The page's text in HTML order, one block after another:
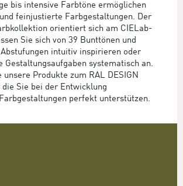
bis intensive Farbtöne ermöglichen
feinjustierte Farbgestaltungen. Der
orientiert sich am CIELab-
Sie sich von 39 Bunttönen und
intuitiv inspirieren oder
Gestaltungsaufgaben systematisch an.
unsere Produkte zum RAL DESIGN
die Sie bei der Entwicklung
perfekt unterstützen.